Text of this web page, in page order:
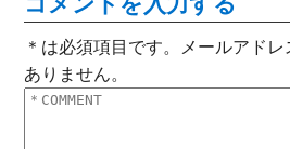
＊は必須項目です。メールアド
ありません。